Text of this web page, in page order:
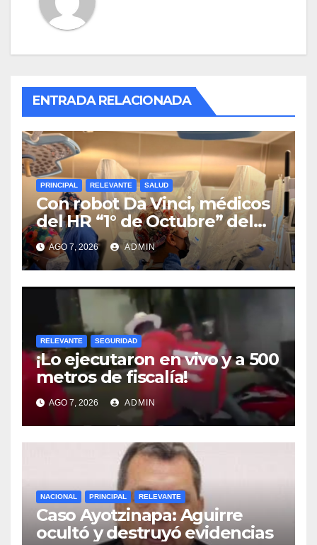
ENTRADA RELACIONADA
PRINCIPAL RELEVANTE SALUD
Con robot Da Vinci, médicos
del HR “1° de Octubre” del
ISSSTE retiran tumor renal a
paciente de 72 años
AGO 7, 2026 ADMIN
RELEVANTE SEGURIDAD
¡Lo ejecutaron en vivo y a 500
metros de fiscalía!
AGO 7, 2026 ADMIN
NACIONAL PRINCIPAL RELEVANTE
Caso Ayotzinapa: Aguirre
ocultó y destruyó evidencias